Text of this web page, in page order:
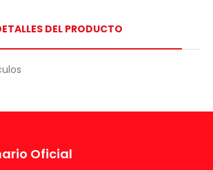
DEL PRODUCTO
Oficial